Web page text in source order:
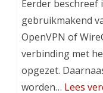
Eerder beschreef
gebruikmakend
OpenVPN of
verbinding met
opgezet.
worden… Lees